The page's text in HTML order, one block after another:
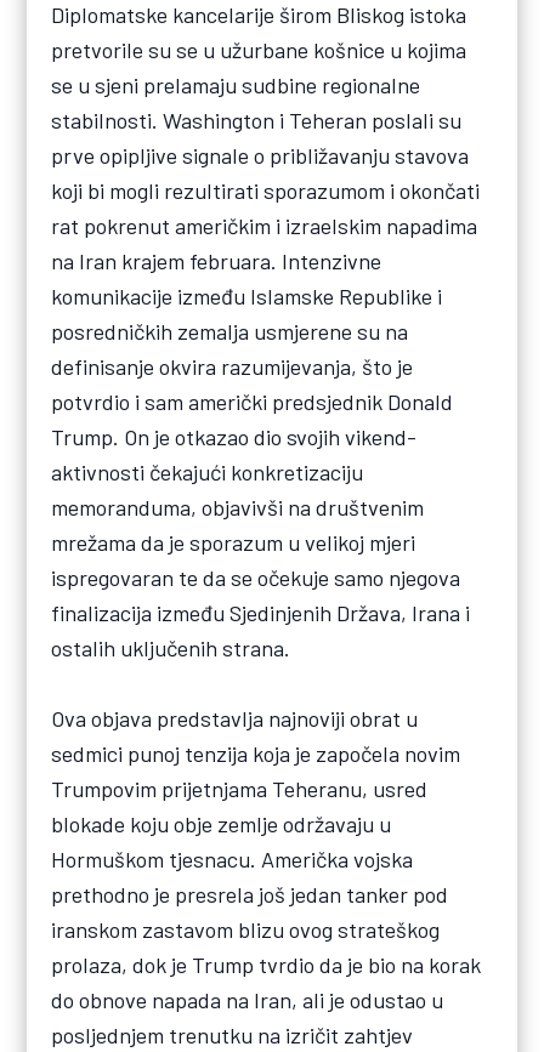
Diplomatske kancelarije širom Bliskog istoka
pretvorile su se u užurbane košnice u kojima
se u sjeni prelamaju sudbine regionalne
stabilnosti. Washington i Teheran poslali su
prve opipljive signale o približavanju stavova
koji bi mogli rezultirati sporazumom i okončati
rat pokrenut američkim i izraelskim napadima
na Iran krajem februara. Intenzivne
komunikacije između Islamske Republike i
posredničkih zemalja usmjerene su na
definisanje okvira razumijevanja, što je
potvrdio i sam američki predsjednik Donald
Trump. On je otkazao dio svojih vikend-
aktivnosti čekajući konkretizaciju
memoranduma, objavivši na društvenim
mrežama da je sporazum u velikoj mjeri
ispregovaran te da se očekuje samo njegova
finalizacija između Sjedinjenih Država, Irana i
ostalih uključenih strana.
Ova objava predstavlja najnoviji obrat u
sedmici punoj tenzija koja je započela novim
Trumpovim prijetnjama Teheranu, usred
blokade koju obje zemlje održavaju u
Hormuškom tjesnacu. Američka vojska
prethodno je presrela još jedan tanker pod
iranskom zastavom blizu ovog strateškog
prolaza, dok je Trump tvrdio da je bio na korak
do obnove napada na Iran, ali je odustao u
posljednjem trenutku na izričit zahtjev